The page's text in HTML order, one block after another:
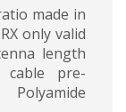
made in
only valid
length
pre-